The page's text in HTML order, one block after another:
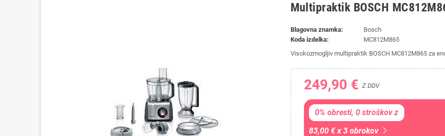
Multipraktik BOSCH
Blagovna znamka:
Bosch
Koda izdelka:
MC812M865
Visokozmogljiv multipraktik BOSCH MC812M865 za
249,90 € Z DDV
0% obresti, 0 stroškov z
83,00 € x 3 obrokov